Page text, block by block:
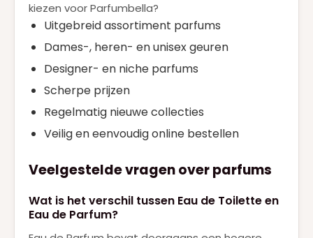
kiezen voor Parfumbella?
Uitgebreid assortiment parfums
Dames-, heren- en unisex geuren
Designer- en niche parfums
Scherpe prijzen
Regelmatig nieuwe collecties
Veilig en eenvoudig online bestellen
Veelgestelde vragen over parfums
Wat is het verschil tussen Eau de Toilette en
Eau de Parfum?